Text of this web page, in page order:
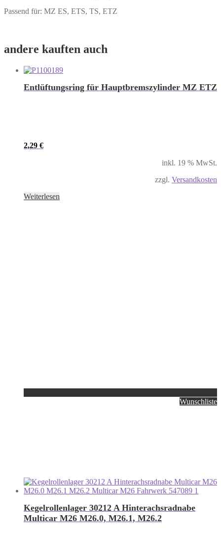
Passend für: MZ ES, ETS, TS, ETZ
andere kauften auch
Entlüftungsring für Hauptbremszylinder MZ ETZ
2,29 €
inkl. 19 % MwSt.
zzgl. Versandkosten
Weiterlesen
Wunschliste
Kegelrollenlager 30212 A Hinterachsradnabe
Multicar M26 M26.0, M26.1, M26.2